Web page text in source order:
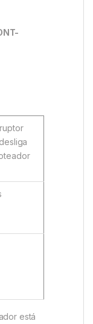
está